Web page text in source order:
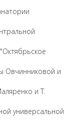
Овчинниковой и
и Т.
универсальной